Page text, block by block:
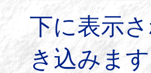
下に表示
き込みま